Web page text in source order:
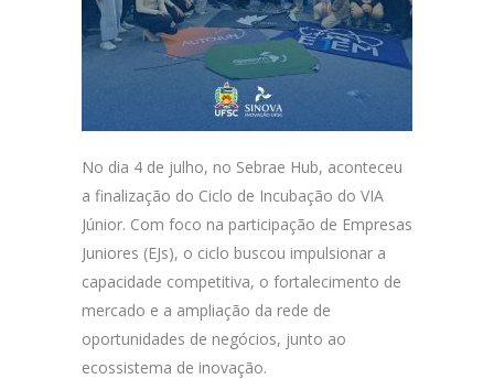
No dia 4 de julho, no Sebrae Hub, aconteceu
a finalização do Ciclo de Incubação do VIA
Júnior. Com foco na participação de Empresas
Juniores (EJs), o ciclo buscou impulsionar a
capacidade competitiva, o fortalecimento de
mercado e a ampliação da rede de
oportunidades de negócios, junto ao
ecossistema de inovação.